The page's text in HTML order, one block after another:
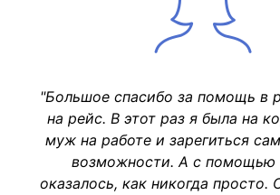
"Большое спасибо за помощь в
на рейс. В этот раз я была на
муж на работе и зарегиться
возможности. А с помощью
оказалось, как никогда просто.